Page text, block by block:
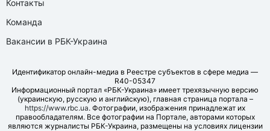
Контакты
Команда
Вакансии в РБК-Украина
Идентификатор онлайн-медиа в Реестре субъектов в сфере медиа —
R40-05347
Информационный портал «РБК-Украина» имеет трехязычную версию
(украинскую, русскую и английскую), главная страница портала –
https://www.rbc.ua. Фотографии, изображения принадлежат их
правообладателям. Все фотографии на Портале, авторами которых
являются журналисты РБК-Украина, размещены на условиях лицензии